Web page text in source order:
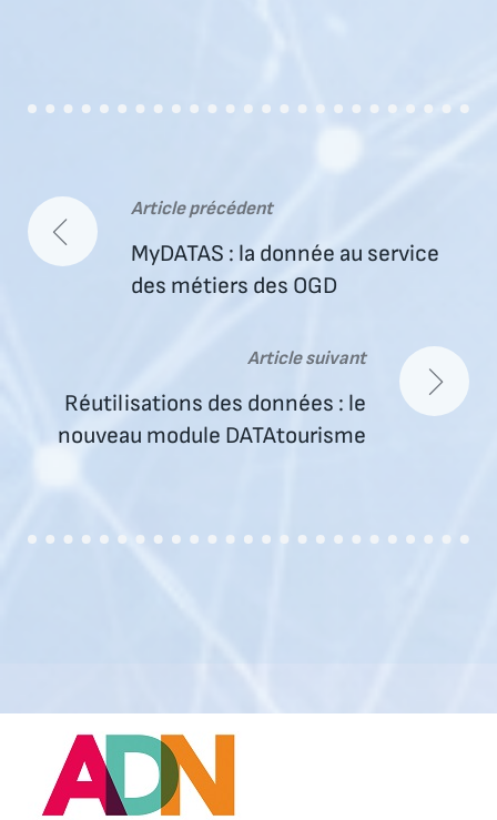
Navigation
de
Article précédent
MyDATAS : la donnée au service
des métiers des OGD
Article suivant
Réutilisations des données : le
nouveau module DATAtourisme